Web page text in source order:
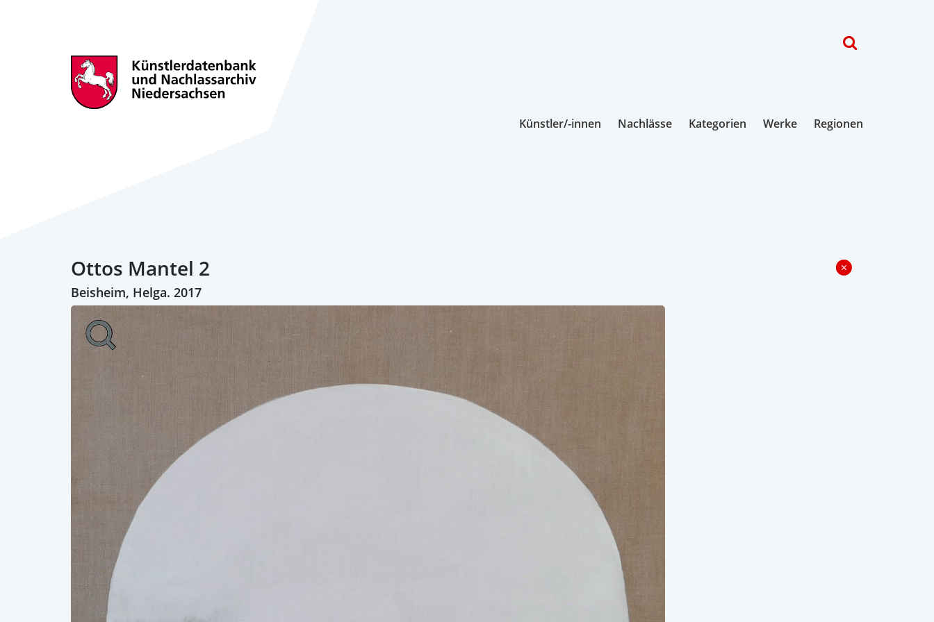
Künstler/-innen Nachlässe Kategorien Werke Regionen
Ottos Mantel 2
Beisheim, Helga. 2017